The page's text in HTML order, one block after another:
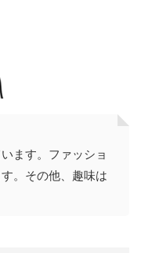
ます。ファッショ
。その他、趣味は